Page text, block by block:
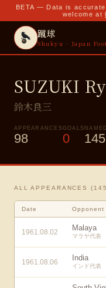
BETA — Data is
welcome at
蹴球
Shukyu · Japan
SUZUKI
鈴木良三
APPEARANCES
98
GOALS
0
NAMED
145
ALL APPEARANCES (
Date Opponent
1961.08.02 Malaya
マラヤ代表
1961.08.06 India
インド代表